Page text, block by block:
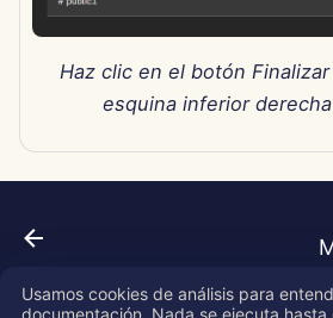
Haz clic en el botón
esquina inferior
Usamos cookies de análisis para
documentación. Nada se ejecuta hasta